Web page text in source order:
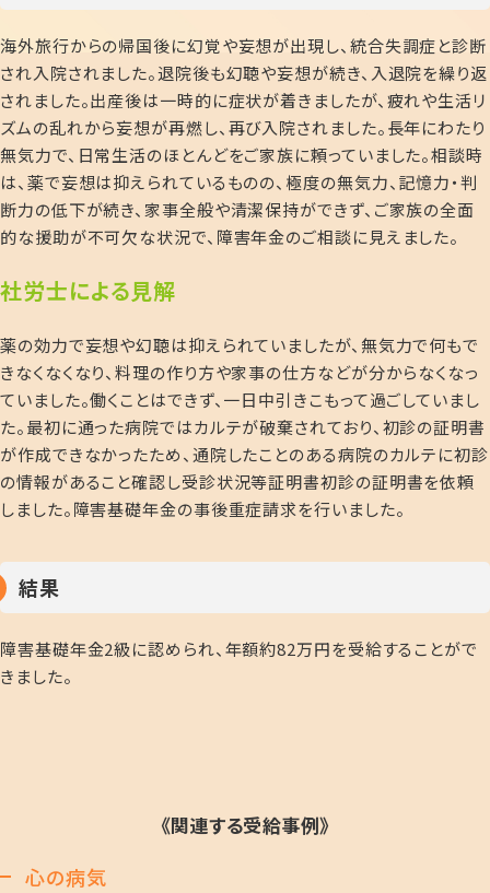
海外旅行からの帰国後に幻覚や妄想が出現し、統合失調症と診断
され入院されました。退院後も幻聴や妄想が続き、入退院を繰り返
されました。出産後は一時的に症状が着きましたが、疲れや生活リ
ズムの乱れから妄想が再燃し、再び入院されました。長年にわたり
無気力で、日常生活のほとんどをご家族に頼っていました。相談時
は、薬で妄想は抑えられているものの、極度の無気力、記憶力・判
断力の低下が続き、家事全般や清潔保持ができず、ご家族の全面
的な援助が不可欠な状況で、障害年金のご相談に見えました。
社労士による見解
薬の効力で妄想や幻聴は抑えられていましたが、無気力で何もで
きなくなくなり、料理の作り方や家事の仕方などが分からなくなっ
ていました。働くことはできず、一日中引きこもって過ごしていまし
た。最初に通った病院ではカルテが破棄されており、初診の証明書
が作成できなかったため、通院したことのある病院のカルテに初診
の情報があること確認し受診状況等証明書初診の証明書を依頼
しました。障害基礎年金の事後重症請求を行いました。
結果
障害基礎年金2級に認められ、年額約82万円を受給することがで
きました。
《関連する受給事例》
心の病気